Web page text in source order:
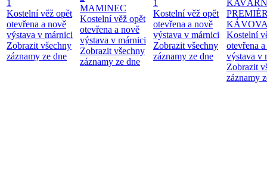
1
Kostelní věž opět
otevřena a nově
výstava v márnici
Zobrazit všechny
záznamy ze dne
MAMINEC
Kostelní věž opět
otevřena a nově
výstava v márnici
Zobrazit všechny
záznamy ze dne
1
Kostelní věž opět
otevřena a nově
výstava v márnici
Zobrazit všechny
záznamy ze dne
Kostelní
otevřena
výstava v
Zobrazit
záznamy